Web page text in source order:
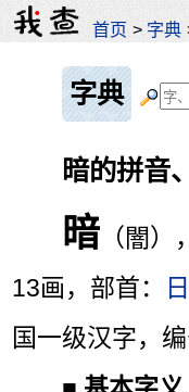
首页 > 字典
字典
暗的拼音
暗 （闇）
13画，部首：
日
国一级汉字，编